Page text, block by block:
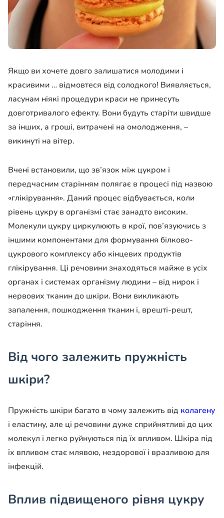
Якщо ви хочете довго залишатися молодими і
красивими … відмовтеся від солодкого! Виявляється,
ласунам ніякі процедури краси не принесуть
довготривалого ефекту. Вони будуть старіти швидше
за інших, а гроші, витрачені на омолодження, –
викинуті на вітер.
Вчені встановили, що зв’язок між цукром і
передчасним старінням полягає в процесі під назвою
«глікірування». Даний процес відбувається, коли
рівень цукру в організмі стає занадто високим.
Молекули цукру циркулюють в крої, пов’язуючись з
іншими компонентами для формування білково-
цукрового комплексу або кінцевих продуктів
глікірування. Ці речовини знаходяться майже в усіх
органах і системах організму людини – від нирок і
нервових тканин до шкіри. Вони викликають
запалення, пошкодження тканин і, врешті-решт,
старіння.
Від чого залежить пружність
шкіри?
Пружність шкіри багато в чому залежить від колагену
і еластину, але ці речовини дуже сприйнятливі до цих
молекул і легко руйнуються під їх впливом. Шкіра під
їх впливом стає млявою, нездорової і вразливою для
інфекцій.
Вплив підвищеного рівня цукру